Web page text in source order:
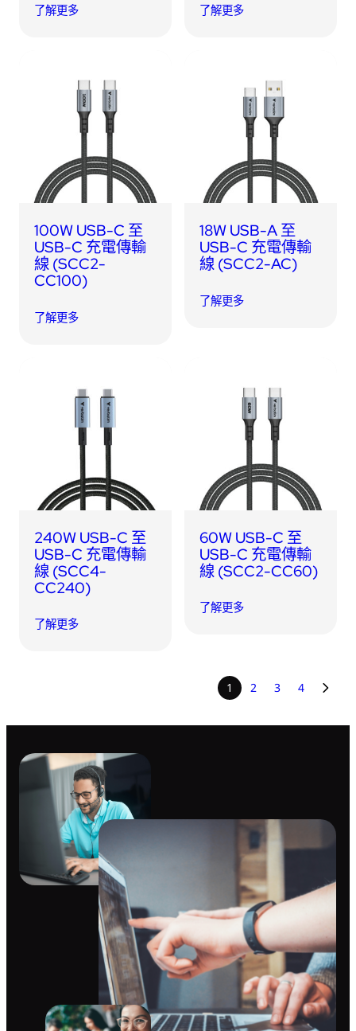
了解更多 了解更多
100W USB-C 至
USB-C 充電傳輸
線 (SCC2-
CC100)
了解更多
18W USB-A 至
USB-C 充電傳輸
線 (SCC2-AC)
了解更多
240W USB-C 至
USB-C 充電傳輸
線 (SCC4-
CC240)
了解更多
60W USB-C 至
USB-C 充電傳輸
線 (SCC2-CC60)
了解更多
1 2 3 4